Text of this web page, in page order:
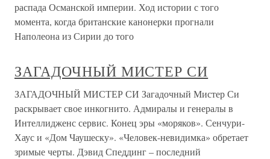
распада Османской империи. Ход истории с того
момента, когда британские канонерки прогнали
Наполеона из Сирии до того
ЗАГАДОЧНЫЙ МИСТЕР СИ
ЗАГАДОЧНЫЙ МИСТЕР СИ Загадочный Мистер Си
раскрывает свое инкогнито. Адмиралы и генералы в
Интеллидженс сервис. Конец эры «моряков». Сенчури-
Хаус и «Дом Чаушеску». «Человек-невидимка» обретает
зримые черты. Дэвид Спеддинг – последний